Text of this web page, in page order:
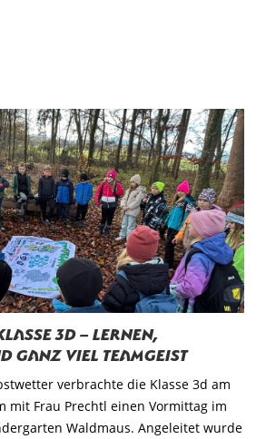
3d – Lernen,
ganz viel Teamgeist
verbrachte die Klasse 3d am
mit Frau Prechtl einen Vormittag im
Waldmaus. Angeleitet wurde